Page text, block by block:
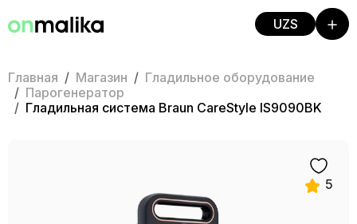
UZS
Главная Магазин
Гладильное оборудование
Парогенератор
Гладильная система Braun CareStyle IS9090BK
5